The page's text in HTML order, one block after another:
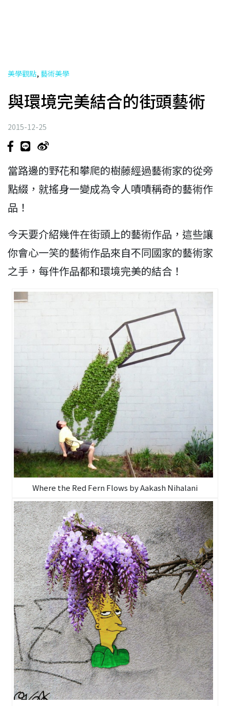
美學觀點, 藝術美學
與環境完美結合的街頭藝術
2015-12-25
當路邊的野花和攀爬的樹藤經過藝術家的從旁
點綴，就搖身一變成為令人嘖嘖稱奇的藝術作
品！
今天要介紹幾件在街頭上的藝術作品，這些讓
你會心一笑的藝術作品來自不同國家的藝術家
之手，每件作品都和環境完美的結合！
Where the Red Fern Flows by Aakash Nihalani